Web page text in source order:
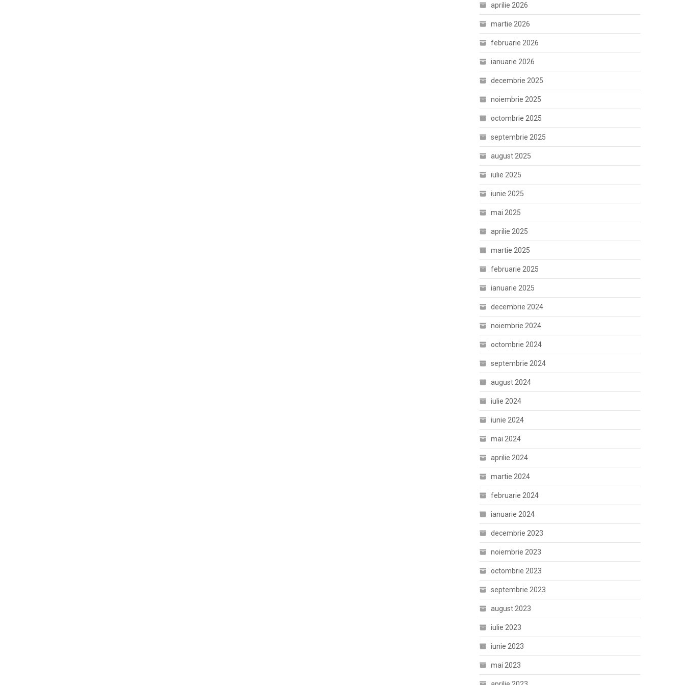
aprilie 2026
martie 2026
februarie 2026
ianuarie 2026
decembrie 2025
noiembrie 2025
octombrie 2025
septembrie 2025
august 2025
iulie 2025
iunie 2025
mai 2025
aprilie 2025
martie 2025
februarie 2025
ianuarie 2025
decembrie 2024
noiembrie 2024
octombrie 2024
septembrie 2024
august 2024
iulie 2024
iunie 2024
mai 2024
aprilie 2024
martie 2024
februarie 2024
ianuarie 2024
decembrie 2023
noiembrie 2023
octombrie 2023
septembrie 2023
august 2023
iulie 2023
iunie 2023
mai 2023